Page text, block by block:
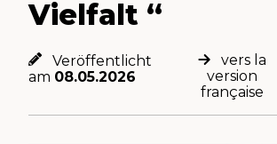
Vielfalt “
Veröffentlicht
am 08.05.2026
vers la
version
française